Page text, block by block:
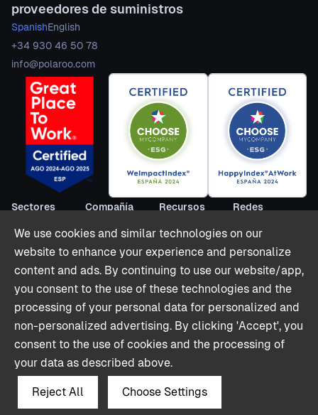
proveedores de suministros
SpanishEnglish
+34 930 46 50 78
info@polaroo.com
Sectores
Compañía
Recursos
Redes
We use cookies and similar technologies on our
website to enhance your experience and personalize
content and ads. By continuing to use our website/app,
you consent to the use of these technologies and the
processing of your personal data for personalized and
non-personalized advertising. By clicking 'Accept', you
consent to the use of cookies and the processing of
your data as described above.
Reject All Choose Settings